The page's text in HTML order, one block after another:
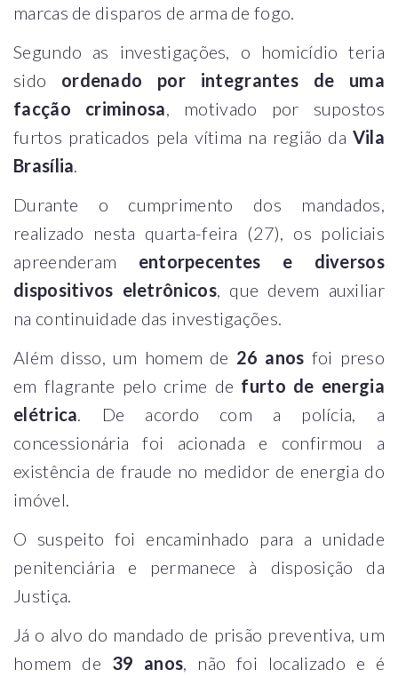
marcas de disparos de arma de fogo.
Segundo as investigações, o homicídio teria
sido ordenado por integrantes de uma
facção criminosa , motivado por supostos
furtos praticados pela vítima na região da Vila
Brasília
Durante o cumprimento dos mandados,
realizado nesta quarta-feira (27), os policiais
apreenderam entorpecentes e diversos
dispositivos eletrônicos, que devem auxiliar
na continuidade das investigações.
Além disso, um homem de 26 anos foi preso
em flagrante pelo crime de furto de energia
elétrica . De acordo com a polícia, a
concessionária foi acionada e confirmou a
existência de fraude no medidor de energia do
imóvel.
O suspeito foi encaminhado para a unidade
penitenciária e permanece à disposição da
Justiça.
Já o alvo do mandado de prisão preventiva, um
homem de 39 anos , não foi localizado e é